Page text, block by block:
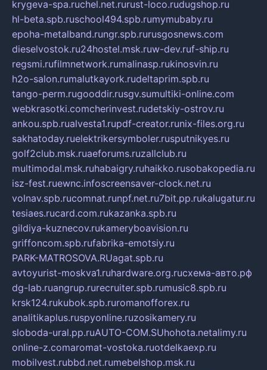
krygeva-spa.ruchel.net.rurust-loco.rudugshop.ru
hl-beta.spb.ruschool494.spb.rumymubaby.ru
epoha-metalband.rungr.spb.rurusgosnews.com
dieselvostok.ru24hostel.msk.ruw-dev.ruf-ship.ru
regsmi.rufilmnetwork.rumalinasp.rukinosvin.ru
h2o-salon.rumalutkayork.rudeltaprim.spb.ru
tango-perm.rugooddir.rusgv.sumultiki-online.com
webkrasotki.comcherinvest.rudetskiy-ostrov.ru
ankou.spb.rualvesta1.rupdf-creator.runix-files.org.ru
sakhatoday.ruelektrikersymboler.rusputnikyes.ru
golf2club.msk.ruaeforums.ruzallclub.ru
multimodal.msk.ruhabaigry.ruhaikko.rusobakopedia.ru
isz-fest.ruewnc.infoscreensaver-clock.net.ru
volnav.spb.rucomnat.runpf.net.ru7bit.pp.rukalugatur.ru
tesiaes.rucard.com.rukazanka.spb.ru
gildiya-kuznecov.rukameryboavision.ru
griffoncom.spb.rufabrika-emotsiy.ru
PARK-MATROSOVA.RUagat.spb.ru
avtoyurist-moskva1.ruhardware.org.ruсхема-авто.рф
dg-lab.ruangrup.rurecruiter.spb.rumusic8.spb.ru
krsk124.rukubok.spb.ruromanofforex.ru
analitikaplus.ruspyonline.ruzosikamery.ru
sloboda-ural.pp.ruAUTO-COM.SUhohota.netalimy.ru
online-z.comaromat-vostoka.ruotdelkaexp.ru
mobilvest.rubbd.net.rumebelshop.msk.ru